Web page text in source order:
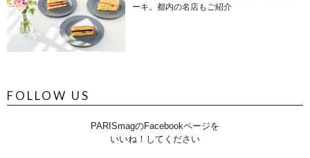
ーキ。都内の名店もご紹介
FOLLOW US
PARISmagのFacebookページを
いいね！してください